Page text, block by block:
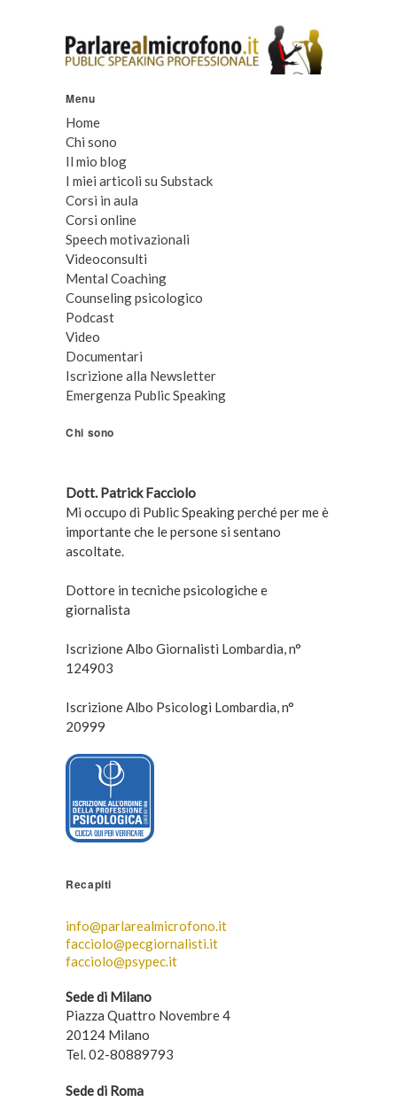
Menu
Home
Chi sono
Il mio blog
I miei articoli su Substack
Corsi in aula
Corsi online
Speech motivazionali
Videoconsulti
Mental Coaching
Counseling psicologico
Podcast
Video
Documentari
Iscrizione alla Newsletter
Emergenza Public Speaking
Chi sono
Dott. Patrick Facciolo
Mi occupo di Public Speaking perché per me è
importante che le persone si sentano
ascoltate.
Dottore in tecniche psicologiche e
giornalista
Iscrizione Albo Giornalisti Lombardia, n°
124903
Iscrizione Albo Psicologi Lombardia, n°
20999
Recapiti
info@parlarealmicrofono.it
facciolo@pecgiornalisti.it
facciolo@psypec.it
Sede di Milano
Piazza Quattro Novembre 4
20124 Milano
Tel. 02-80889793
Sede di Roma